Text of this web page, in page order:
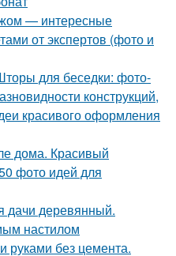
— интересные
от экспертов (фото и
для беседки: фото-
конструкций,
красивого оформления
дома. Красивый
фото идей для
дачи деревянный.
настилом
руками без цемента.